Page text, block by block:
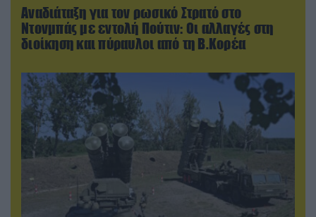
Αναδιάταξη για τον ρωσικό Στρατό στο
Ντονμπάς με εντολή Πούτιν: Οι αλλαγές στη
διοίκηση και πύραυλοι από τη Β.Κορέα